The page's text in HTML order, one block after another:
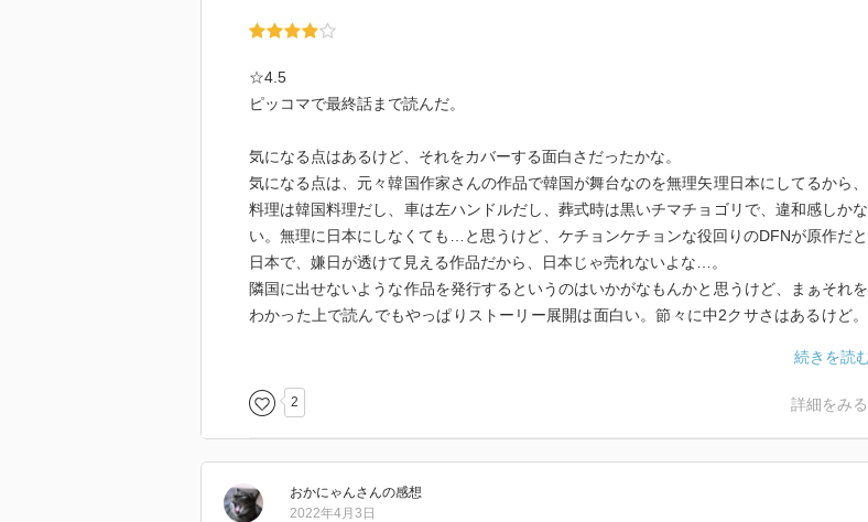
☆4.5
ピッコマで最終話まで読んだ。
気になる点はあるけど、それをカバーする面白さだったかな。
気になる点は、元々韓国作家さんの作品で韓国が舞台なのを無理矢理日本にしてるから、
料理は韓国料理だし、車は左ハンドルだし、葬式時は黒いチマチョゴリで、違和感しかな
い。無理に日本にしなくても…と思うけど、ケチョンケチョンな役回りのDFNが原作だと
日本で、嫌日が透けて見える作品だから、日本じゃ売れないよな…。
隣国に出せないような作品を発行するというのはいかがなもんかと思うけど、まぁそれを
わかった上で読んでもやっぱりストーリー展開は面白い。節々に中2クサさはあるけど。
縦読みで読んだけど、スクロールしないとコマ全体が見えない部分が多いので、私には縦
読みはやっぱ向いてないな。絵は綺麗。
2 詳細をみる
おかにゃんさんの感想
2022年4月3日